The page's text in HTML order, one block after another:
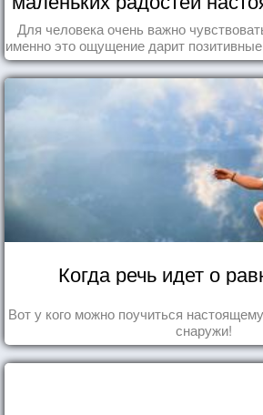
Для человека очень важно
именно это ощущение дарит
каждый день в маленький
Когда речь идет о
Вот у кого можно поучиться
снаружи!